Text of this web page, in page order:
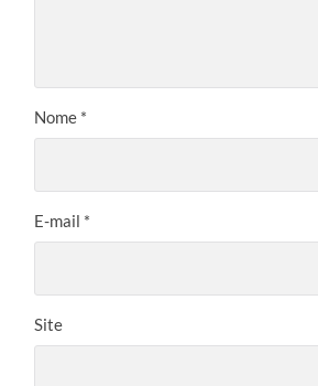
Nome *
E-mail *
Site